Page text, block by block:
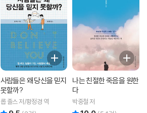
사람들은 왜 당신을 믿지
못할까?
롭 졸스 저/황정경 역
나는 친절한 죽음을 원한
다
박중철 저